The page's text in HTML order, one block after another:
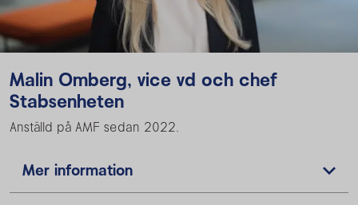
Malin Omberg, vice vd och chef
Stabsenheten
Anställd på AMF sedan 2022.
Mer information